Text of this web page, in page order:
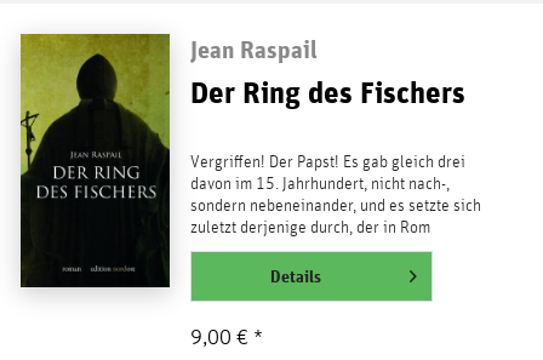
Jean Raspail
Der Ring des Fischers
Vergriffen! Der Papst! Es gab gleich drei
davon im 15. Jahrhundert, nicht nach-,
sondern nebeneinander, und es setzte sich
zuletzt derjenige durch, der in Rom
residierte. »War...
weiterlesenDetails
9,00 € *